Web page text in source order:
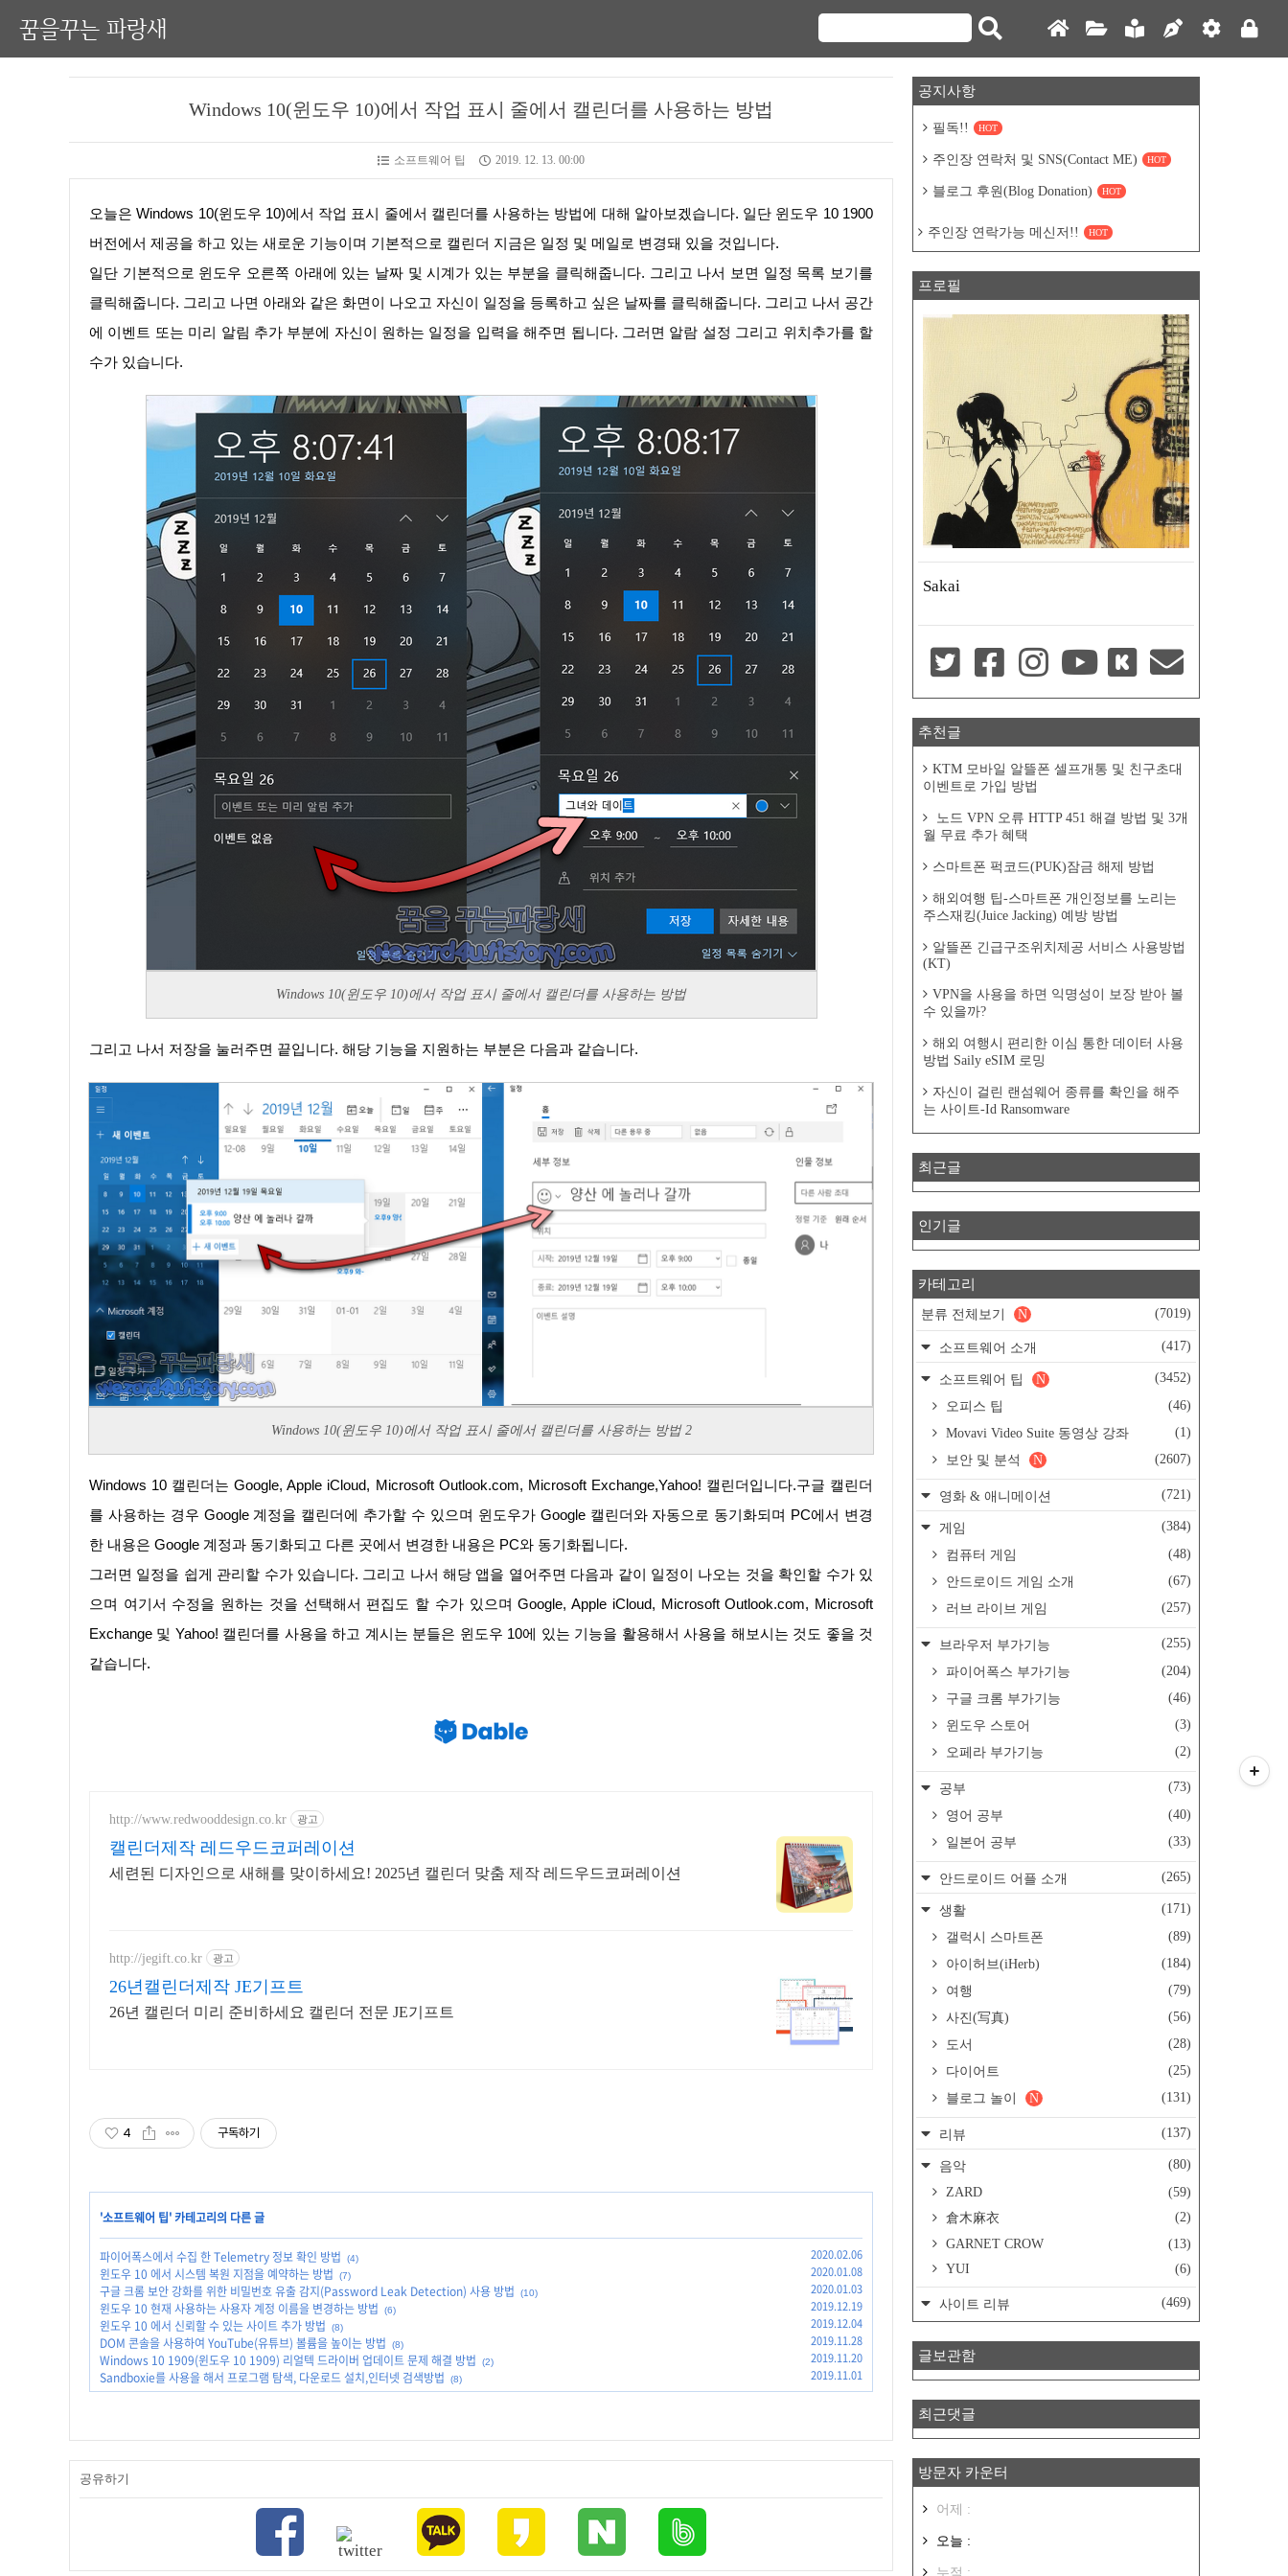
꿈을꾸는 파랑새
Windows 10(윈도우 10)에서 작업 표시 줄에서 캘린더를 사용하는 방법
소프트웨어 팁 2019. 12. 13. 00:00
오늘은 Windows 10(윈도우 10)에서 작업 표시 줄에서 캘린더를 사용하는 방법에 대해 알아보겠습니다. 일단 윈도우 10 1900
버전에서 제공을 하고 있는 새로운 기능이며 기본적으로 캘린더 지금은 일정 및 메일로 변경돼 있을 것입니다.
일단 기본적으로 윈도우 오른쪽 아래에 있는 날짜 및 시계가 있는 부분을 클릭해줍니다. 그리고 나서 보면 일정 목록 보기를
클릭해줍니다. 그리고 나면 아래와 같은 화면이 나오고 자신이 일정을 등록하고 싶은 날짜를 클릭해줍니다. 그리고 나서 공간
에 이벤트 또는 미리 알림 추가 부분에 자신이 원하는 일정을 입력을 해주면 됩니다. 그러면 알람 설정 그리고 위치추가를 할
수가 있습니다.
Windows 10(윈도우 10)에서 작업 표시 줄에서 캘린더를 사용하는 방법
그리고 나서 저장을 눌러주면 끝입니다. 해당 기능을 지원하는 부분은 다음과 같습니다.
Windows 10(윈도우 10)에서 작업 표시 줄에서 캘린더를 사용하는 방법 2
Windows 10 캘린더는 Google, Apple iCloud, Microsoft Outlook.com, Microsoft Exchange,Yahoo! 캘린더입니다.구글 캘린더
를 사용하는 경우 Google 계정을 캘린더에 추가할 수 있으며 윈도우가 Google 캘린더와 자동으로 동기화되며 PC에서 변경
한 내용은 Google 계정과 동기화되고 다른 곳에서 변경한 내용은 PC와 동기화됩니다.
그러면 일정을 쉽게 관리할 수가 있습니다. 그리고 나서 해당 앱을 열어주면 다음과 같이 일정이 나오는 것을 확인할 수가 있
으며 여기서 수정을 원하는 것을 선택해서 편집도 할 수가 있으며 Google, Apple iCloud, Microsoft Outlook.com, Microsoft
Exchange 및 Yahoo! 캘린더를 사용을 하고 계시는 분들은 윈도우 10에 있는 기능을 활용해서 사용을 해보시는 것도 좋을 것
같습니다.
http://www.redwooddesign.co.kr 광고
캘린더제작 레드우드코퍼레이션
세련된 디자인으로 새해를 맞이하세요! 2025년 캘린더 맞춤 제작 레드우드코퍼레이션
http://jegift.co.kr 광고
26년캘린더제작 JE기프트
26년 캘린더 미리 준비하세요 캘린더 전문 JE기프트
4 구독하기
'소프트웨어 팁' 카테고리의 다른 글
파이어폭스에서 수집 한 Telemetry 정보 확인 방법 (4) 2020.02.06
윈도우 10 에서 시스템 복원 지점을 예약하는 방법 (7) 2020.01.08
구글 크롬 보안 강화를 위한 비밀번호 유출 감지(Password Leak Detection) 사용 방법 (10) 2020.01.03
윈도우 10 현재 사용하는 사용자 계정 이름을 변경하는 방법 (6) 2019.12.19
윈도우 10 에서 신뢰할 수 있는 사이트 추가 방법 (8) 2019.12.04
DOM 콘솔을 사용하여 YouTube(유튜브) 볼륨을 높이는 방법 (8) 2019.11.28
Windows 10 1909(윈도우 10 1909) 리얼텍 드라이버 업데이트 문제 해결 방법 (2) 2019.11.20
Sandboxie를 사용을 해서 프로그램 탐색, 다운로드 설치,인터넷 검색방법 (8) 2019.11.01
공유하기
공지사항
필독!! HOT
주인장 연락처 및 SNS(Contact ME) HOT
블로그 후원(Blog Donation) HOT
주인장 연락가능 메신저!! HOT
프로필
Sakai
추천글
KTM 모바일 알뜰폰 셀프개통 및 친구초대
이벤트로 가입 방법
노드 VPN 오류 HTTP 451 해결 방법 및 3개
월 무료 추가 혜택
스마트폰 퍽코드(PUK)잠금 해제 방법
해외여행 팁-스마트폰 개인정보를 노리는
주스재킹(Juice Jacking) 예방 방법
알뜰폰 긴급구조위치제공 서비스 사용방법
(KT)
VPN을 사용을 하면 익명성이 보장 받아 볼
수 있을까?
해외 여행시 편리한 이심 통한 데이터 사용
방법 Saily eSIM 로밍
자신이 걸린 랜섬웨어 종류를 확인을 해주
는 사이트-Id Ransomware
최근글
인기글
카테고리
분류 전체보기 (7019)
N
소프트웨어 소개 (417)
소프트웨어 팁 (3452)
N
오피스 팁
(46)
Movavi Video Suite 동영상 강좌
(1)
보안 및 분석
(2607)
N
영화 & 애니메이션 (721)
게임
(384)
컴퓨터 게임
(48)
안드로이드 게임 소개
(67)
러브 라이브 게임
(257)
브라우저 부가기능
(255)
파이어폭스 부가기능
(204)
구글 크롬 부가기능
(46)
윈도우 스토어
(3)
오페라 부가기능
(2)
공부
(73)
영어 공부
(40)
일본어 공부
(33)
안드로이드 어플 소개 (265)
생활
(171)
갤럭시 스마트폰
(89)
아이허브(iHerb)
(184)
여행
(79)
사진(写真)
(56)
도서
(28)
다이어트
(25)
블로그 놀이
(131)
N
리뷰 (137)
음악
(80)
ZARD
(59)
倉木麻衣
(2)
GARNET CROW
(13)
YUI
(6)
사이트 리뷰 (469)
글보관함
최근댓글
방문자 카운터
어제 :
오늘 :
누적 :